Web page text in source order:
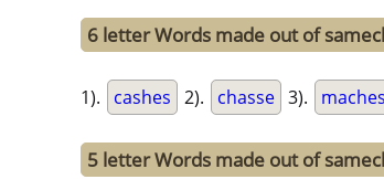
6 letter Words made out of
1). cashes 2). chasse 3). maches
5 letter Words made out of